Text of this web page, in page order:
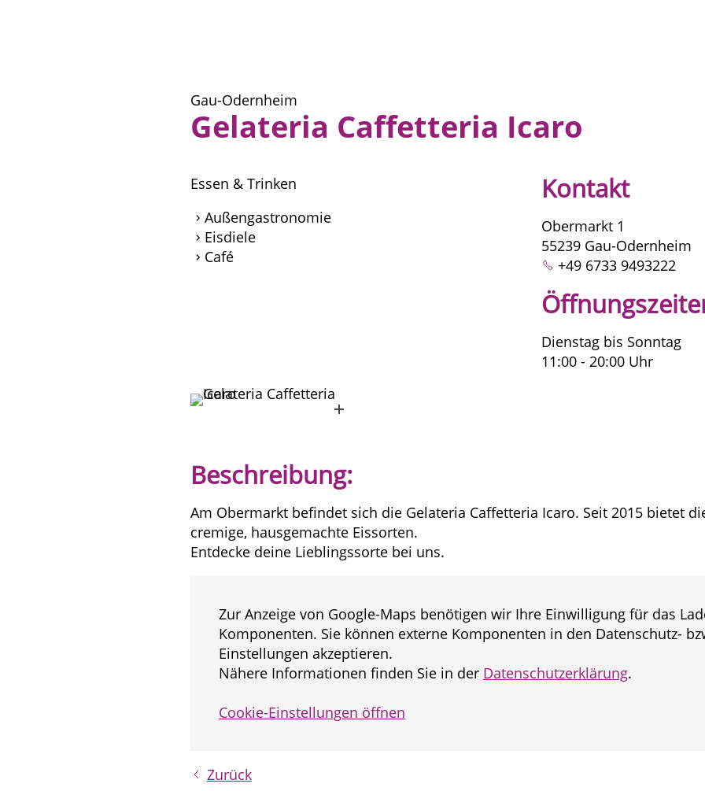
Gau-Odernheim
Gelateria Caffetteria Icaro
Essen & Trinken
Außengastronomie
Eisdiele
Café
Kontakt
Obermarkt 1
55239 Gau-Odernheim
+49 6733 9493222
Dienstag bis Sonntag
11:00 - 20:00 Uhr
Beschreibung:
Am Obermarkt befindet sich die Gelateria Caffetteria Icaro. Seit 2015 bietet
cremige, hausgemachte Eissorten.
Entdecke deine Lieblingssorte bei uns.
Zur Anzeige von Google-Maps benötigen wir Ihre Einwilligung für das
Komponenten. Sie können externe Komponenten in den Datenschutz-
Einstellungen akzeptieren.
Nähere Informationen finden Sie in der Datenschutzerklärung.
Cookie-Einstellungen öffnen
Zurück